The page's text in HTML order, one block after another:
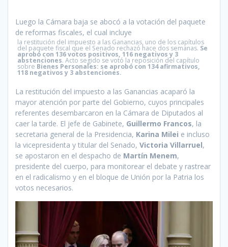
Luego la Cámara baja se abocó a la votación del paquete
de reformas fiscales, el cual incluye
la restitución del impuesto a las Ganancias, uno de los capítulos
del paquete fiscal que el Senado rechazó hace dos semanas. Se
aprobó con 136 votos positivos, 116 negativos y 3
abstenciones. Acto segido se votó la reposición del capítulo
sobre Bienes Personales: se aprobó con 134 afirmativos,
118 negativos y 3 abstenciones.
La restitución del impuesto a las Ganancias acaparó la
mayor atención por parte del Gobierno, cuyos principales
referentes desembarcaron en la Cámara de Diputados al
caer la tarde. El jefe de Gabinete, Guillermo Francos, la
secretaria general de la Presidencia, Karina Milei e incluso
la vicepresidenta y titular del Senado, Victoria Villarruel,
se apostaron en el despacho de Martín Menem,
presidente del cuerpo, para monitorear el debate y rastrear
en el radicalismo y en el bloque de Unión por la Patria los
votos necesarios.